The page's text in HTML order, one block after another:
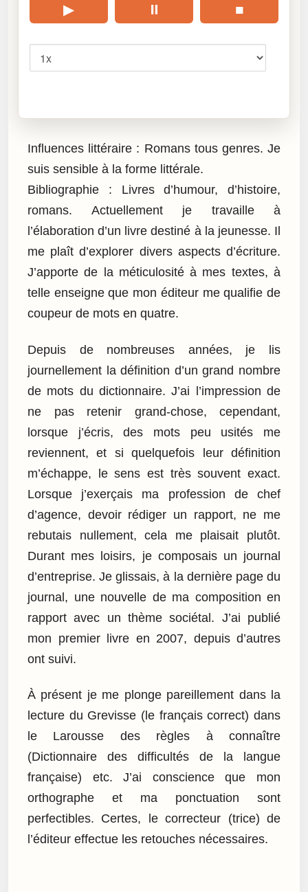
▶ ⏸ ■
Influences littéraire : Romans tous genres. Je
suis sensible à la forme littérale.
Bibliographie : Livres d’humour, d’histoire,
romans. Actuellement je travaille à
l’élaboration d’un livre destiné à la jeunesse. Il
me plaît d’explorer divers aspects d’écriture.
J’apporte de la méticulosité à mes textes, à
telle enseigne que mon éditeur me qualifie de
coupeur de mots en quatre.
Depuis de nombreuses années, je lis
journellement la définition d’un grand nombre
de mots du dictionnaire. J’ai l’impression de
ne pas retenir grand-chose, cependant,
lorsque j’écris, des mots peu usités me
reviennent, et si quelquefois leur définition
m’échappe, le sens est très souvent exact.
Lorsque j’exerçais ma profession de chef
d’agence, devoir rédiger un rapport, ne me
rebutais nullement, cela me plaisait plutôt.
Durant mes loisirs, je composais un journal
d’entreprise. Je glissais, à la dernière page du
journal, une nouvelle de ma composition en
rapport avec un thème sociétal. J’ai publié
mon premier livre en 2007, depuis d’autres
ont suivi.
À présent je me plonge pareillement dans la
lecture du Grevisse (le français correct) dans
le Larousse des règles à connaître
(Dictionnaire des difficultés de la langue
française) etc. J’ai conscience que mon
orthographe et ma ponctuation sont
perfectibles. Certes, le correcteur (trice) de
l’éditeur effectue les retouches nécessaires.